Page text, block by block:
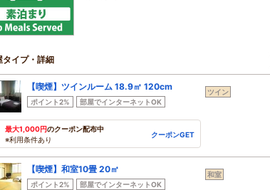
タイプ・詳細
【喫煙】ツインルーム 18.9㎡ 120cm
ポイント2% 部屋でインターネットOK
最大1,000円のクーポン配布中
※利用条件あり
クーポンGET
ツイン
【喫煙】和室10畳 20㎡
ポイント2% 部屋でインターネットOK
和室